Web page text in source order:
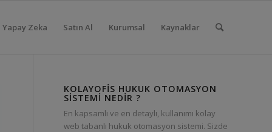
Yapay Zeka Satın Al Kurumsal Kaynaklar
KOLAYOFIS HUKUK OTOMASYON
SISTEMI NEDIR ?
En kapsamlı ve en detaylı, kullanımı kolay
web tabanlı hukuk otomasyon sistemi. Sizde